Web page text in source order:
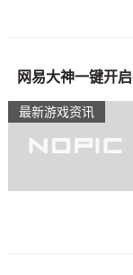
最新游戏资讯
网易大神一键开